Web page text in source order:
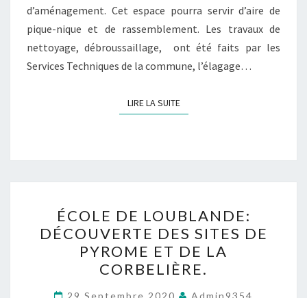
d’aménagement. Cet espace pourra servir d’aire de
pique-nique et de rassemblement. Les travaux de
nettoyage, débroussaillage, ont été faits par les
Services Techniques de la commune, l’élagage…
LIRE LA SUITELIRE LA SUITE
DE
LOUBLANDE:
DÉCOUVERTE
DES
SITES
ÉCOLE DE LOUBLANDE:
DÉCOUVERTE DES SITES DE
PYROME ET DE LA
CORBELIÈRE.